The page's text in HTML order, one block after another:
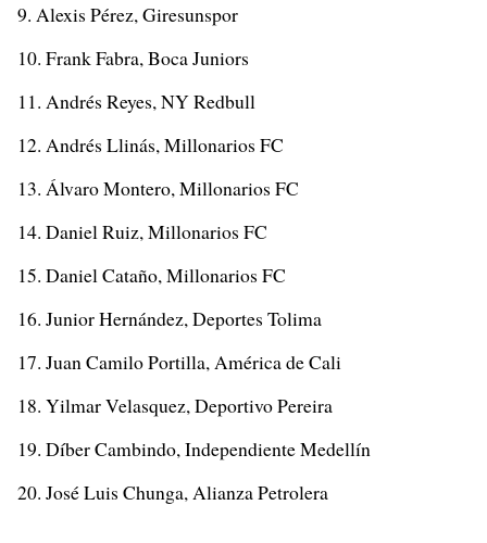
Alexis Pérez, Giresunspor
Frank Fabra, Boca Juniors
Andrés Reyes, NY Redbull
Andrés Llinás, Millonarios FC
Álvaro Montero, Millonarios FC
Daniel Ruiz, Millonarios FC
Daniel Cataño, Millonarios FC
Junior Hernández, Deportes Tolima
Juan Camilo Portilla, América de Cali
Yilmar Velasquez, Deportivo Pereira
Díber Cambindo, Independiente Medellín
José Luis Chunga, Alianza Petrolera